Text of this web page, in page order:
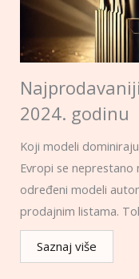
2024. godinu
Koji modeli
Evropi se
određeni modeli
prodajnim listama.
Saznaj više